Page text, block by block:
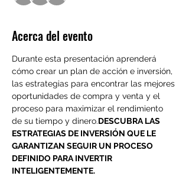
Acerca del evento
Durante esta presentación aprenderá
cómo crear un plan de acción e inversión,
las estrategias para encontrar las mejores
oportunidades de compra y venta y el
proceso para maximizar el rendimiento
de su tiempo y dinero.DESCUBRA LAS
ESTRATEGIAS DE INVERSIÓN QUE LE
GARANTIZAN SEGUIR UN PROCESO
DEFINIDO PARA INVERTIR
INTELIGENTEMENTE.